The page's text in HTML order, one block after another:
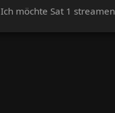
Ich möchte Sat 1 streamen